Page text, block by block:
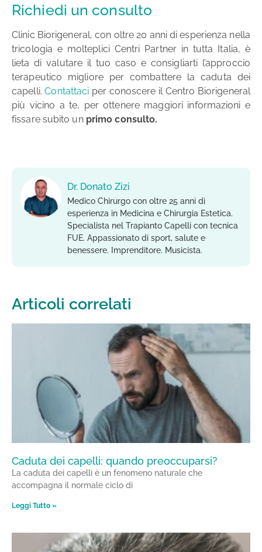
Richiedi un consulto
Clinic Biorigeneral, con oltre 20 anni di esperienza nella
tricologia e molteplici Centri Partner in tutta Italia, è
lieta di valutare il tuo caso e consigliarti l’approccio
terapeutico migliore per combattere la caduta dei
capelli.Contattaci per conoscere il Centro Biorigeneral
più vicino a te, per ottenere maggiori informazioni e
fissare subito un primo consulto.
Dr. Donato Zizi
Medico Chirurgo con oltre 25 anni di
esperienza in Medicina e Chirurgia Estetica.
Specialista nel Trapianto Capelli con tecnica
FUE. Appassionato di sport, salute e
benessere. Imprenditore. Musicista.
Articoli correlati
Caduta dei capelli: quando preoccuparsi?
La caduta dei capelli è un fenomeno naturale che
accompagna il normale ciclo di
Leggi Tutto »